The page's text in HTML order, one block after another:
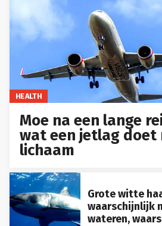
HEALTH
Moe na een lange
wat een jetlag doet
lichaam
Grote witte
waarschijnlijk
wateren,